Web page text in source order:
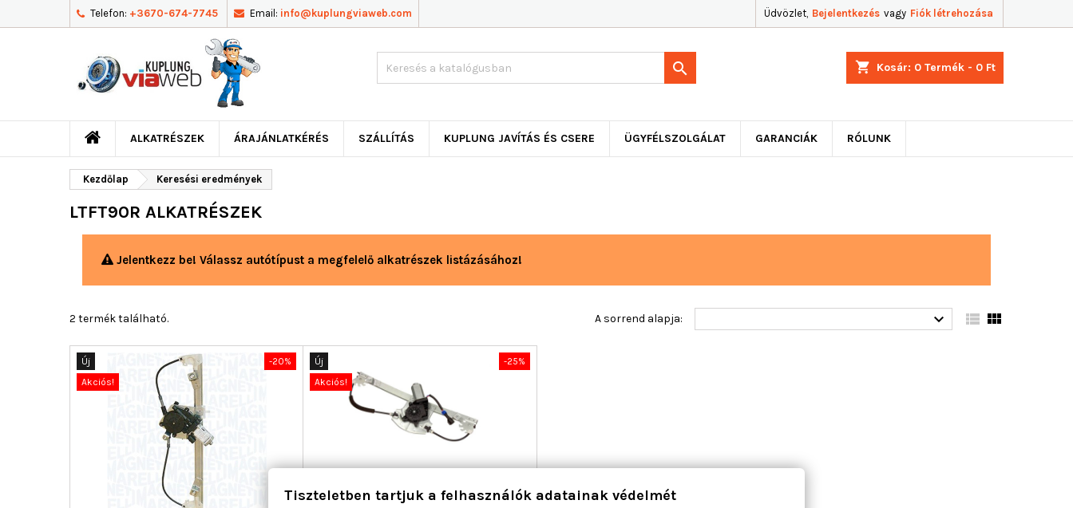
Telefon: +3670-674-7745 Email: info@kuplungviaweb.com Üdvözlet, Bejelentkezés vagy Fiók létrehozása
shopping_cart Kosár: 0 Termék - 0 Ft

ALKATRÉSZEK ÁRAJÁNLATKÉRÉS SZÁLLÍTÁS KUPLUNG JAVÍTÁS ÉS CSERE ÜGYFÉLSZOLGÁLAT GARANCIÁK RÓLUNK
Kezdőlap Keresési eredmények
LTFT90R ALKATRÉSZEK
Jelentkezz be! Válassz autótípust a megfelelő alkatrészek listázásához!
2 termék található. A sorrend alapja:   
-20%
Új
Akciós!
-25%
Új
Akciós!
Tiszteletben tartjuk a felhasználók adatainak védelmét